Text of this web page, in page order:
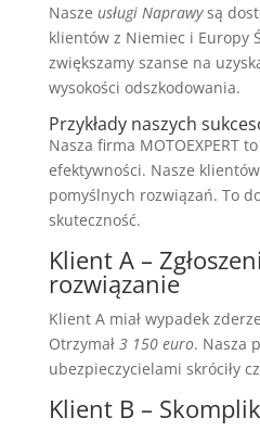
Nasze usługi Naprawysą
klientów z Niemiec i Europy
zwiększamy szanse na
wysokości odszkodowania.
Przykłady naszych
Nasza firma MOTOEXPERT
efektywności. Nasze
pomyślnych rozwiązań. To
skuteczność.
Klient A –
rozwiązanie
Klient A miał wypadek
Otrzymał 3 150 euro. Nasza
ubezpieczycielami skróciły
Klient B –